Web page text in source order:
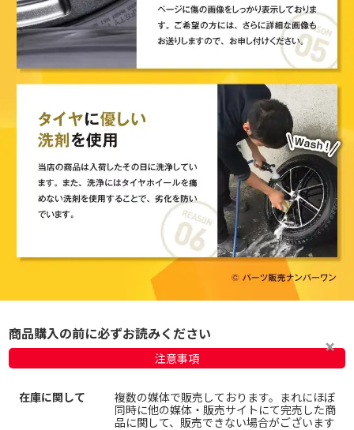
商品購入の前に必ずお読みください
注意事項
在庫に関して
複数の媒体で販売しております。まれにほぼ
同時に他の媒体・販売サイトにて完売した商
品に関して、販売できない場合がございます